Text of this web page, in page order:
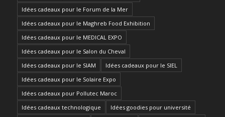
Idées cadeaux pour le Forum de la Mer
Idées cadeaux pour le Maghreb Food Exhibition
Idées cadeaux pour le MEDICAL EXPO
Idées cadeaux pour le Salon du Cheval
Idées cadeaux pour le SIAM
Idées cadeaux pour le SIEL
Idées cadeaux pour le Solaire Expo
Idées cadeaux pour Pollutec Maroc
Idées cadeaux technologique
Idées goodies pour université